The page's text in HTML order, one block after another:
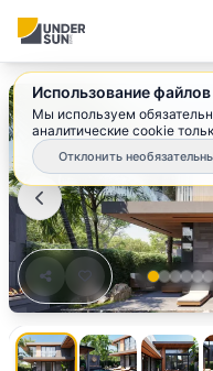
Использование
Мы используем
аналитические cookie
Отклонить